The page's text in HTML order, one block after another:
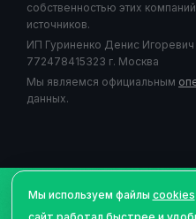
собственностью этих
источников.
ИП Гуриненко Денис
772478415323 г. Москва
Мы являемся официальным
данных.
©Авторское право2026|
сервис подбора и
Мы используем файлы cookies